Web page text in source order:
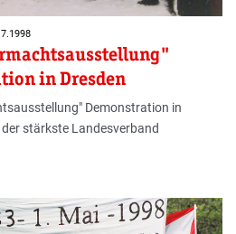
in Dresden
Demonstration in
der stärkste Landesverband